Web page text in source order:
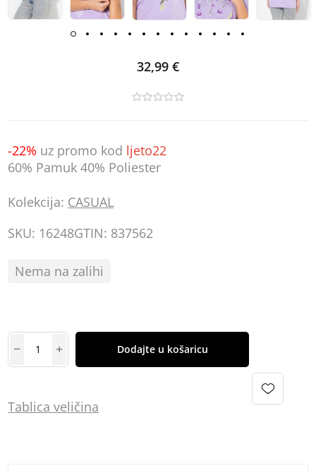
32,99 €
-22% uz promo kod ljeto22
60% Pamuk 40% Poliester
Kolekcija: CASUAL
SKU: 16248GTIN: 837562
Nema na zalihi
Dodajte u košaricu
Tablica veličina